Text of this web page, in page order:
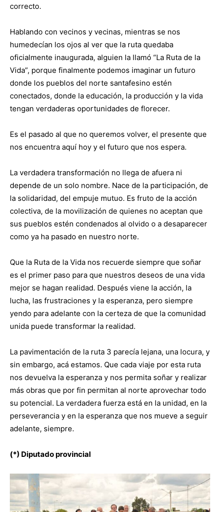
correcto.
Hablando con vecinos y vecinas, mientras se nos
humedecían los ojos al ver que la ruta quedaba
oficialmente inaugurada, alguien la llamó “La Ruta de la
Vida”, porque finalmente podemos imaginar un futuro
donde los pueblos del norte santafesino estén
conectados, donde la educación, la producción y la vida
tengan verdaderas oportunidades de florecer.
Es el pasado al que no queremos volver, el presente que
nos encuentra aquí hoy y el futuro que nos espera.
La verdadera transformación no llega de afuera ni
depende de un solo nombre. Nace de la participación, de
la solidaridad, del empuje mutuo. Es fruto de la acción
colectiva, de la movilización de quienes no aceptan que
sus pueblos estén condenados al olvido o a desaparecer
como ya ha pasado en nuestro norte.
Que la Ruta de la Vida nos recuerde siempre que soñar
es el primer paso para que nuestros deseos de una vida
mejor se hagan realidad. Después viene la acción, la
lucha, las frustraciones y la esperanza, pero siempre
yendo para adelante con la certeza de que la comunidad
unida puede transformar la realidad.
La pavimentación de la ruta 3 parecía lejana, una locura, y
sin embargo, acá estamos. Que cada viaje por esta ruta
nos devuelva la esperanza y nos permita soñar y realizar
más obras que por fin permitan al norte aprovechar todo
su potencial. La verdadera fuerza está en la unidad, en la
perseverancia y en la esperanza que nos mueve a seguir
adelante, siempre.
(*) Diputado provincial